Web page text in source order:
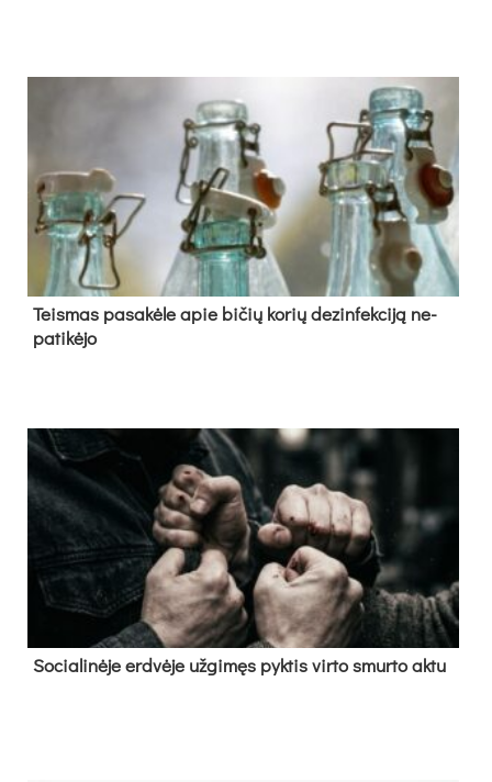
Teis­mas pa­sa­kė­le apie bi­čių ko­rių de­zin­fek­ci­ją ne­
pa­ti­kė­jo
So­cia­li­nė­je erd­vė­je už­gi­męs pyk­tis vir­to smur­to ak­tu